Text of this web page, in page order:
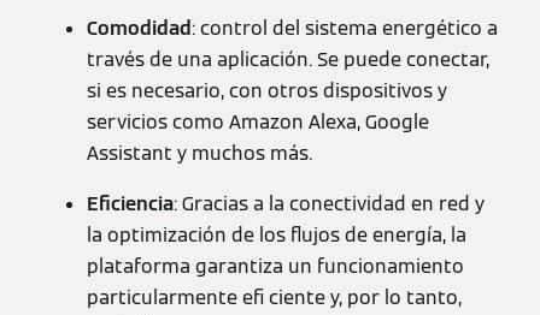
Comodidad: control del sistema energético a
través de una aplicación. Se puede conectar,
si es necesario, con otros dispositivos y
servicios como Amazon Alexa, Google
Assistant y muchos más.
Eficiencia: Gracias a la conectividad en red y
la optimización de los flujos de energía, la
plataforma garantiza un funcionamiento
particularmente efi ciente y, por lo tanto,